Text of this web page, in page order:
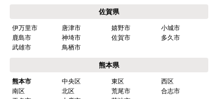
佐賀県
伊万里市 唐津市 嬉野市
小城市
鹿島市
神埼市 佐賀市
多久市
武雄市
鳥栖市
熊本県
熊本市 中央区 東区
西区
南区
北区 荒尾市
合志市